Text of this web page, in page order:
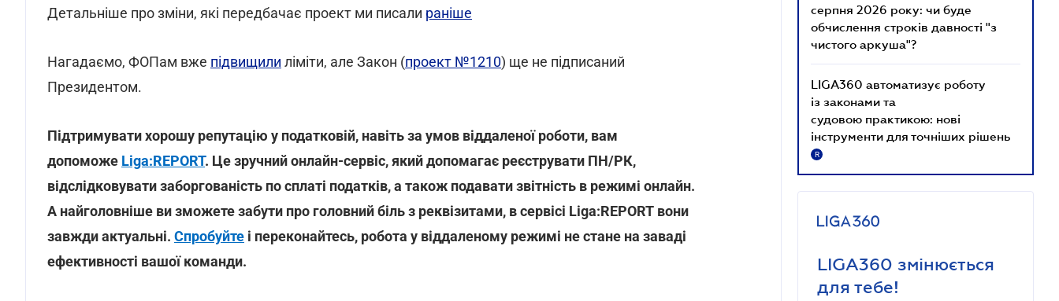
Детальніше про зміни, які передбачає проект ми писали раніше
Нагадаємо, ФОПам вже підвищили ліміти, але Закон (проект №1210) ще не підписаний
Президентом.
Підтримувати хорошу репутацію у податковій, навіть за умов віддаленої роботи, вам
допоможе Liga:REPORT. Це зручний онлайн-сервіс, який допомагає реєструвати ПН/РК,
відслідковувати заборгованість по сплаті податків, а також подавати звітність в режимі онлайн.
А найголовніше ви зможете забути про головний біль з реквізитами, в сервісі Liga:REPORT вони
завжди актуальні. Спробуйте і переконайтесь, робота у віддаленому режимі не стане на заваді
ефективності вашої команди.
серпня 2026 року: чи буде
обчислення строків давності "з
чистого аркуша"?
LIGA360 автоматизує роботу
із законами та
судовою практикою: нові
інструменти для точніших рішень
R
LIGA360 змінюється
для тебе!